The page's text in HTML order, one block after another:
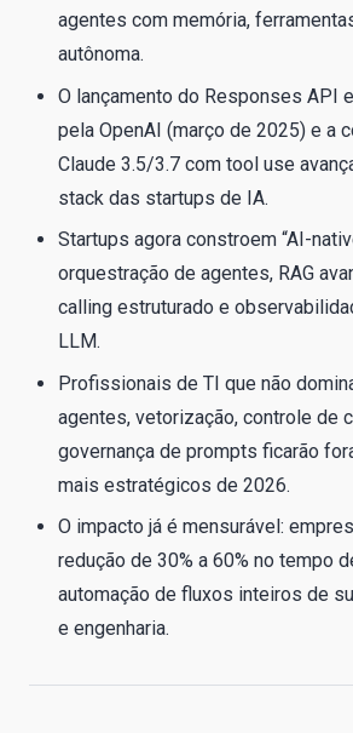
agentes com memória,
autônoma.
O lançamento do Responses API
pela OpenAI (março de 2025) e a
Claude 3.5/3.7 com tool use
stack das startups de IA.
Startups agora constroem “AI-
orquestração de agentes, RAG
calling estruturado e
LLM.
Profissionais de TI que não
agentes, vetorização, controle de
governança de prompts ficarão
mais estratégicos de 2026.
O impacto já é mensurável:
redução de 30% a 60% no tempo
automação de fluxos inteiros de
e engenharia.